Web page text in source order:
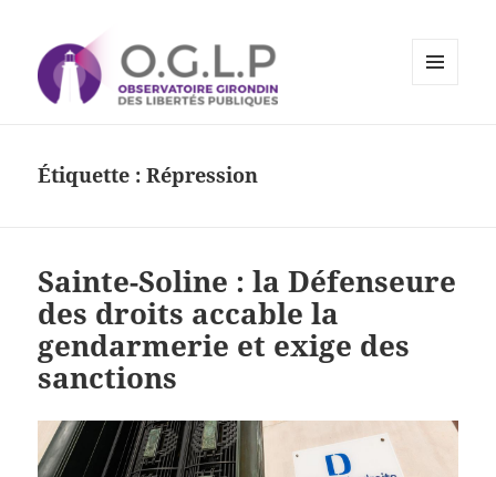
Libertés Publiques
Étiquette :Répression
Sainte-Soline : la Défenseure
des droits accable la
gendarmerie et exige des
sanctions